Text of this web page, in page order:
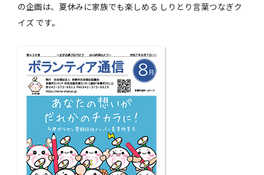
の企画は、夏休みに家族でも楽しめる しりとり言葉つなぎク
イズ です。